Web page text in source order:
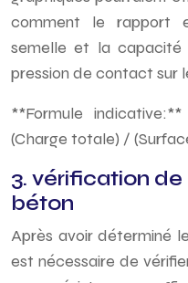
comment le rapport
semelle et la
pression de contact sur
**Formule
(Charge totale) /
3. vérification
béton
Après avoir déterminé
est nécessaire de